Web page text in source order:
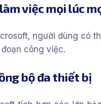
việc mọi lúc
người dùng có
công việc.
bộ đa thiết bị